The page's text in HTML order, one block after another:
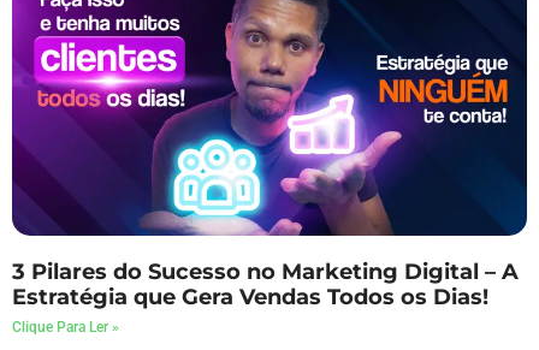
3 Pilares do Sucesso no Marketing Digital – A
Estratégia que Gera Vendas Todos os Dias!
Clique Para Ler »